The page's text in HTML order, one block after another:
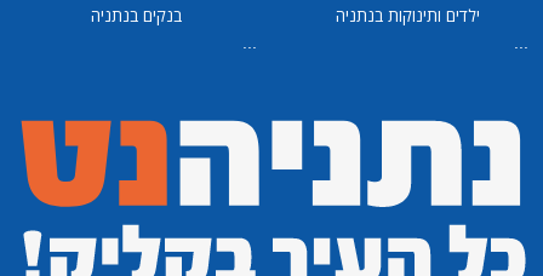
ילדים ותינוקות בנתניה
...
בנקים בנתניה
...